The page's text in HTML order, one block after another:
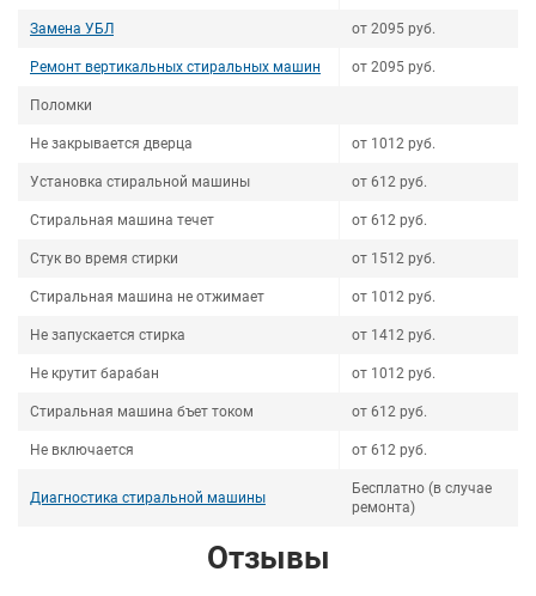
Замена УБЛ от 2095 руб.
Ремонт вертикальных стиральных машин от 2095 руб.
Поломки
Не закрывается дверца от 1012 руб.
Установка стиральной машины от 612 руб.
Стиральная машина течет от 612 руб.
Стук во время стирки от 1512 руб.
Стиральная машина не отжимает от 1012 руб.
Не запускается стирка от 1412 руб.
Не крутит барабан от 1012 руб.
Стиральная машина бъет током от 612 руб.
Не включается от 612 руб.
Диагностика стиральной машины
Бесплатно (в случае
ремонта)
Отзывы